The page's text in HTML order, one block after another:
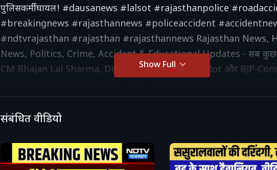
पुलिसकर्मी घायल! #dausanews #lalsot #rajasthanpolice
#breakingnews #rajasthannews #policeaccident
#ndtvrajasthan #rajasthan #rajasthannews Rajasthan News,
News, Politics, Crime, Accident & Educational Updates - सब
CM Bhajan Lal Sharma, Diya Kumari, Ashok Gehlot और BJP-
https://www.youtube.com/live/
हमारी वेबसाइट को सब्सक्राइब करें : https://rajasthan.ndtv.in/ हमें
करें : https://www.facebook.com/ndtvrajasthanofficial हमें ट्विटर
: https://twitter.com/NDTV_Rajasthan
Show Full
संबंधित वीडियो